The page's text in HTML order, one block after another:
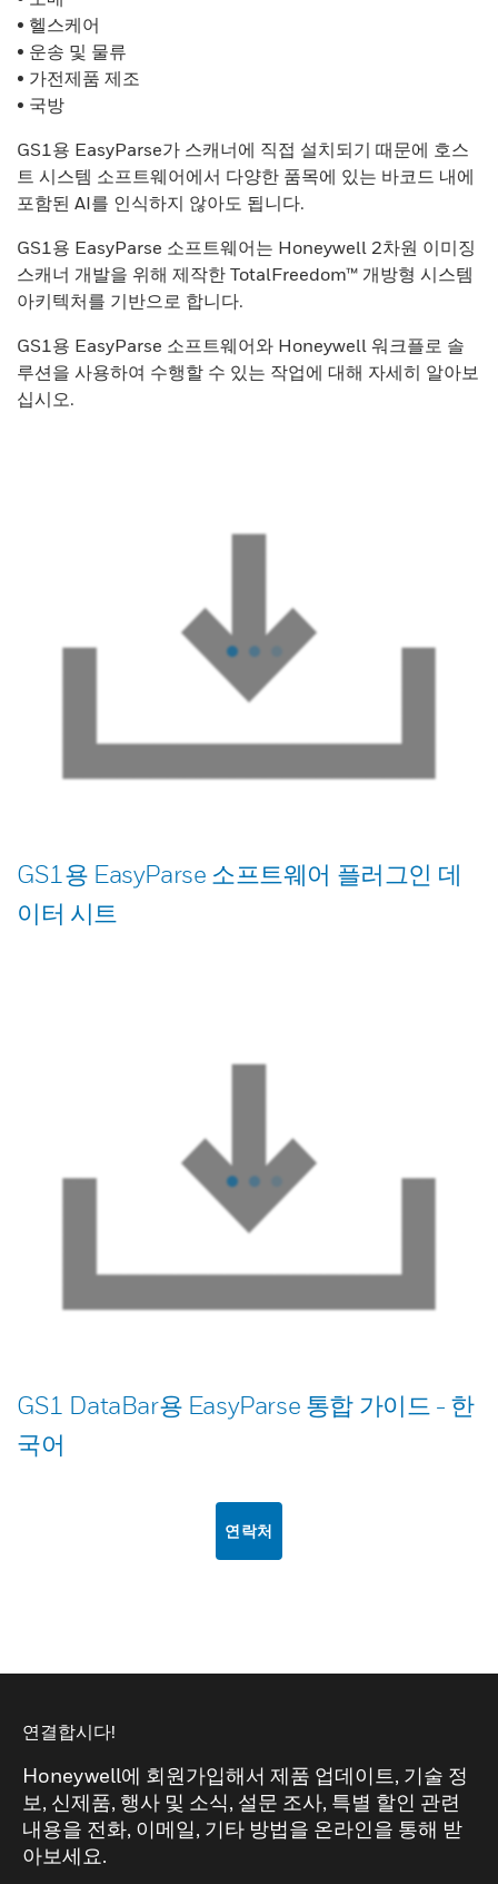
• 헬스케어
• 운송 및 물류
• 가전제품 제조
• 국방
GS1용 EasyParse가 스캐너에 직접 설치되기 때문에 호스
트 시스템 소프트웨어에서 다양한 품목에 있는 바코드 내에
포함된 AI를 인식하지 않아도 됩니다.
GS1용 EasyParse 소프트웨어는 Honeywell 2차원 이미징
스캐너 개발을 위해 제작한 TotalFreedom™ 개방형 시스템
아키텍처를 기반으로 합니다.
GS1용 EasyParse 소프트웨어와 Honeywell 워크플로 솔
루션을 사용하여 수행할 수 있는 작업에 대해 자세히 알아보
십시오.
GS1용 EasyParse 소프트웨어 플러그인 데
이터 시트
GS1 DataBar용 EasyParse 통합 가이드 - 한
국어
연락처
연결합시다!
Honeywell에 회원가입해서 제품 업데이트, 기술 정
보, 신제품, 행사 및 소식, 설문 조사, 특별 할인 관련
내용을 전화, 이메일, 기타 방법을 온라인을 통해 받
아보세요.